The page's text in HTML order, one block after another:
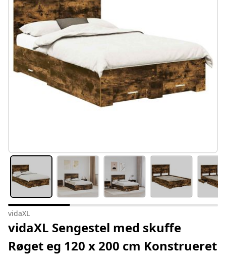
#sharemevidaxl
vidaXL
vidaXL Sengestel med skuffe
Røget eg 120 x 200 cm Konstrueret